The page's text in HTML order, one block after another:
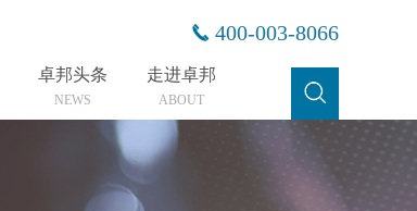
400-003-8066
卓邦头条
NEWS
走进卓邦
ABOUT